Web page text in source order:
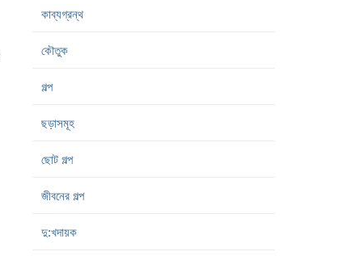
কাব্যগ্রন্থ
কৌতুক
গল্প
ছড়াসমূহ
ছোট গল্প
জীবনের গল্প
দু:খদায়ক